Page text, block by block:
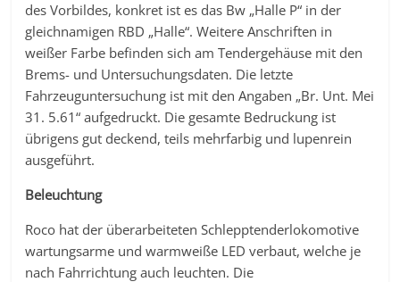
des Vorbildes, konkret ist es das Bw „Halle P“ in der
gleichnamigen RBD „Halle“. Weitere Anschriften in
weißer Farbe befinden sich am Tendergehäuse mit den
Brems- und Untersuchungsdaten. Die letzte
Fahrzeuguntersuchung ist mit den Angaben „Br. Unt. Mei
31. 5.61“ aufgedruckt. Die gesamte Bedruckung ist
übrigens gut deckend, teils mehrfarbig und lupenrein
ausgeführt.
Beleuchtung
Roco hat der überarbeiteten Schlepptenderlokomotive
wartungsarme und warmweiße LED verbaut, welche je
nach Fahrrichtung auch leuchten. Die